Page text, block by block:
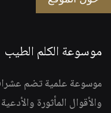
موسوعة الكلم الطيب
موسوعة علمية تضم
والأقوال المأثورة